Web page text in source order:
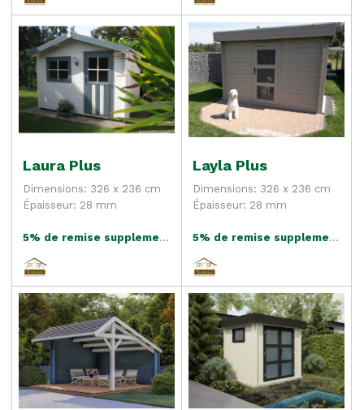
Laura Plus
Dimensions: 326 x 236 cm
Épaisseur: 28 mm
5% de remise supplementaire
Layla Plus
Dimensions: 326 x 236 cm
Épaisseur: 28 mm
5% de remise supplementaire